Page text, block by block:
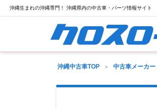
沖縄生まれの沖縄専門！ 沖縄県内の中古車・パーツ情報サイト
沖縄中古車TOP 中古車メーカー